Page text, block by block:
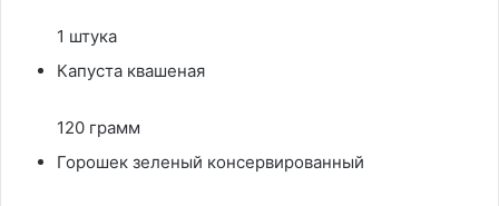
1 штука
Капуста квашеная
120 грамм
Горошек зеленый консервированный